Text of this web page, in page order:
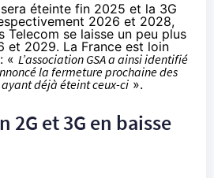
éteinte fin 2025 et la 3G
2026 et 2028,
Telecom se laisse un peu plus
et 2029. La France est loin
« L’association GSA a ainsi identifié
la fermeture prochaine des
ayant déjà éteint ceux-ci ».
2G et 3G en baisse